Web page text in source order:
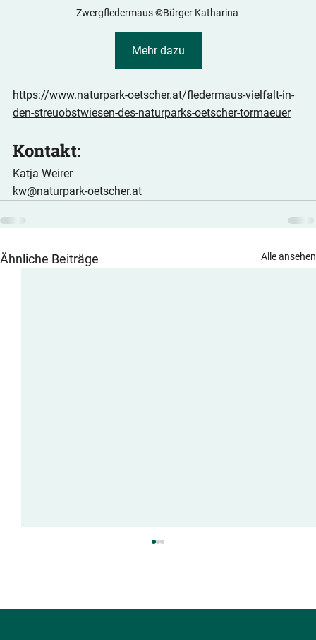
Zwergfledermaus ©Bürger Katharina
Mehr dazu
https://www.naturpark-oetscher.at/fledermaus-vielfalt-in-
den-streuobstwiesen-des-naturparks-oetscher-tormaeuer
Kontakt:
Katja Weirer
kw@naturpark-oetscher.at
Ähnliche Beiträge Alle ansehen